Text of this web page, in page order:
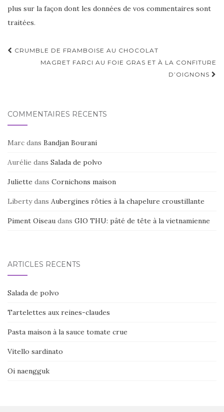
plus sur la façon dont les données de vos commentaires sont
traitées.
Navigation
d'article
CRUMBLE DE FRAMBOISE AU CHOCOLAT
MAGRET FARCI AU FOIE GRAS ET À LA CONFITURE
D’OIGNONS
COMMENTAIRES RÉCENTS
Marc dans Bandjan Bourani
Aurélie dans Salada de polvo
Juliette dans Cornichons maison
Libertydans Aubergines rôties à la chapelure croustillante
Piment Oiseau dans GIO THU: pâté de tête à la vietnamienne
ARTICLES RÉCENTS
Salada de polvo
Tartelettes aux reines-claudes
Pasta maison à la sauce tomate crue
Vitello sardinato
Oi naengguk